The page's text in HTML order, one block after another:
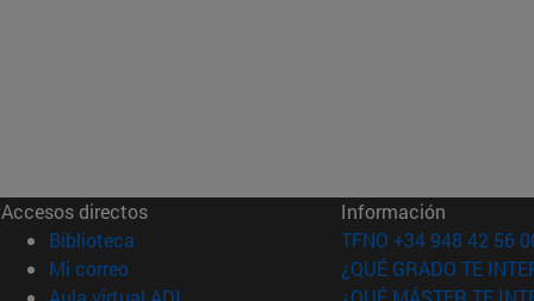
Accesos directos
Biblioteca (abre en nueva ventana)
Mi correo(abre en nueva ventana)
(abre en nueva ventana)
Información
TFNO +34 948 42 56
¿QUÉ GRADO TE